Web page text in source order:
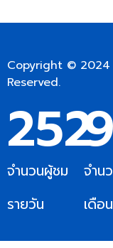
Copyright © 2024
Reserved.
จำนวนผู้ชม
รายวัน
252
จำน
เดือน